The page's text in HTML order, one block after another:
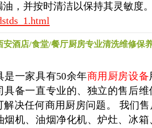
油，并按时清洁以保持其灵敏度
酒店/食堂/餐厅厨房专业清洗维修保
是一家具有50余年商用厨房设备
具备一直专业的、独立的售后
解决任何商用厨房问题。 我们
烟机、油烟净化机、炉灶、冰